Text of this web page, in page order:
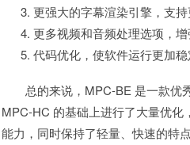
更强大的字幕渲染引擎，支持
更多视频和音频处理选项，增
代码优化，使软件运行更加稳
总的来说，MPC-BE 是一款优
MPC-HC 的基础上进行了大量优化
能力，同时保持了轻量、快速的特